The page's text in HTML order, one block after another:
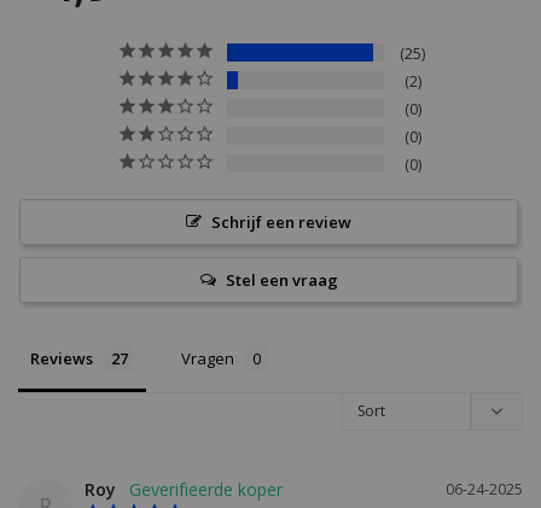
25
2
0
0
0
Schrijf een review
Stel een vraag
Reviews Vragen
06-24-2025
Roy